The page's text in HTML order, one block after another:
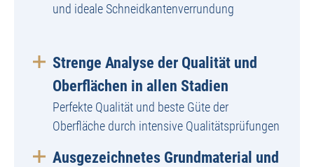
und ideale Schneidkantenverrundung
Strenge Analyse der Qualität und
Oberflächen in allen Stadien
Perfekte Qualität und beste Güte der
Oberfläche durch intensive Qualitätsprüfungen
Ausgezeichnetes Grundmaterial und